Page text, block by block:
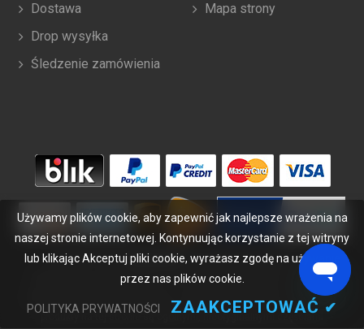
Dostawa
Drop wysyłka
Śledzenie zamówienia
Mapa strony
Copyright ©2026 bateriabuy.pl. Wszelkie prawa zastrzeżone.
Wyznaczone znaki handlowe i marki są własnością ich właścicieli.
BateriaBuy.pl nie jest powiązany z żadnymi markami OEM. Wszystkie
produkty na tej stronie są ogólnymi, nieoryginalnymi częściami
Używamy plików cookie, aby zapewnić jak najlepsze wrażenia na
naszej stronie internetowej. Kontynuując korzystanie z tej witryny
lub klikając Akceptuj pliki cookie, wyrażasz zgodę na używanie
przez nas plików cookie.
POLITYKA PRYWATNOŚCI ZAAKCEPTOWAĆ ✔